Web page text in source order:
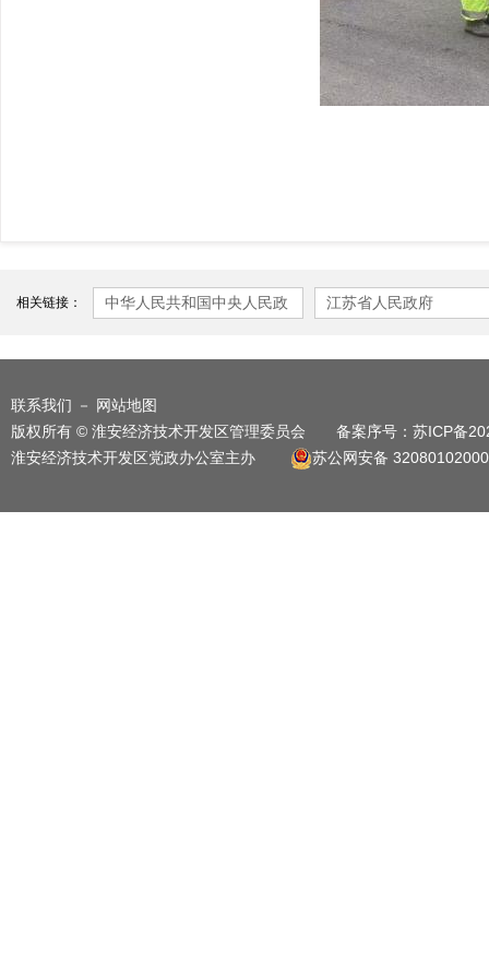
相关链接：
中华人民共和国中央人民政
江苏省人民政府
联系我们 －
网站地图
版权所有 © 淮安经济技术开发区管理委员会 备案序号： 苏ICP备
淮安经济技术开发区党政办公室主办
苏公网安备